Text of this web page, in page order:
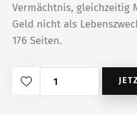
Vermächtnis, gleichzeitig
Geld nicht als
176 Seiten.
Geldfragen
Menge